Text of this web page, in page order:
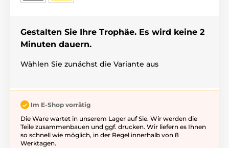
Gestalten Sie Ihre Trophäe. Es wird keine 2
Minuten dauern.
Wählen Sie zunächst die Variante aus
Im E-Shop vorrätig
Die Ware wartet in unserem Lager auf Sie. Wir werden die
Teile zusammenbauen und ggf. drucken. Wir liefern es Ihnen
so schnell wie möglich, in der Regel innerhalb von 8
Werktagen.